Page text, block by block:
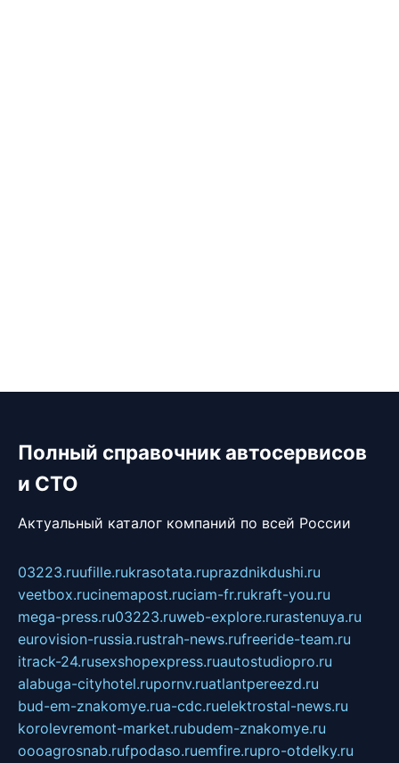
Полный справочник автосервисов
и СТО
Актуальный каталог компаний по всей России
03223.ruufille.rukrasotata.ruprazdnikdushi.ru
veetbox.rucinemapost.ruciam-fr.rukraft-you.ru
mega-press.ru03223.ruweb-explore.rurastenuya.ru
eurovision-russia.rustrah-news.rufreeride-team.ru
itrack-24.rusexshopexpress.ruautostudiopro.ru
alabuga-cityhotel.rupornv.ruatlantpereezd.ru
bud-em-znakomye.rua-cdc.ruelektrostal-news.ru
korolevremont-market.rubudem-znakomye.ru
oooagrosnab.rufpodaso.ruemfire.rupro-otdelky.ru